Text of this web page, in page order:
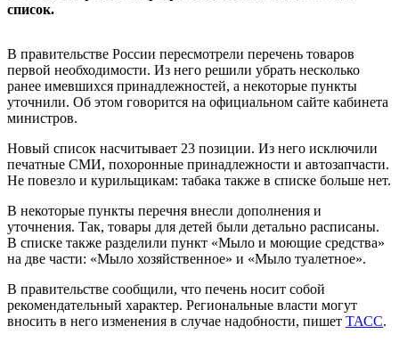
список.
В правительстве России пересмотрели перечень товаров
первой необходимости. Из него решили убрать несколько
ранее имевшихся принадлежностей, а некоторые пункты
уточнили. Об этом говорится на официальном сайте кабинета
министров.
Новый список насчитывает 23 позиции. Из него исключили
печатные СМИ, похоронные принадлежности и автозапчасти.
Не повезло и курильщикам: табака также в списке больше нет.
В некоторые пункты перечня внесли дополнения и
уточнения. Так, товары для детей были детально расписаны.
В списке также разделили пункт «Мыло и моющие средства»
на две части: «Мыло хозяйственное» и «Мыло туалетное».
В правительстве сообщили, что печень носит собой
рекомендательный характер. Региональные власти могут
вносить в него изменения в случае надобности, пишет ТАСС.